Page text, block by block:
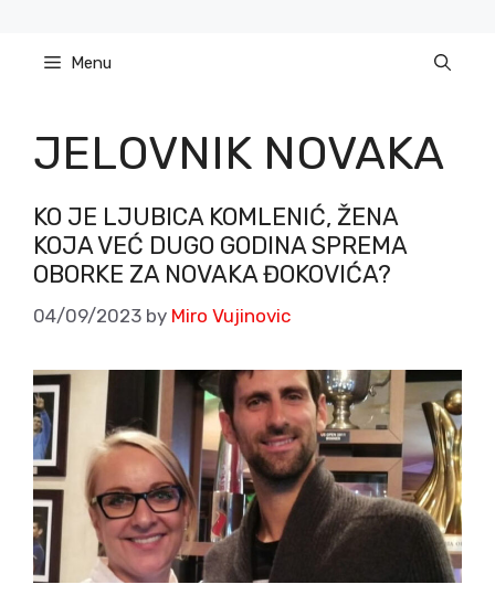
content Menu
JELOVNIK NOVAKA
KO JE LJUBICA KOMLENIĆ, ŽENA
KOJA VEĆ DUGO GODINA SPREMA
OBORKE ZA NOVAKA ĐOKOVIĆA?
04/09/2023 by Miro Vujinovic